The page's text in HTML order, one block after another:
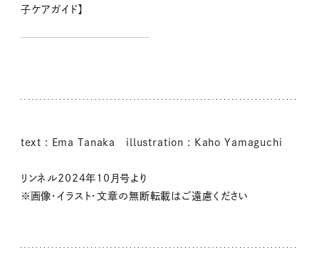
子ケアガイド】
text : Ema Tanaka illustration : Kaho Yamaguchi
リンネル2024年10月号より
※画像・イラスト・文章の無断転載はご遠慮ください